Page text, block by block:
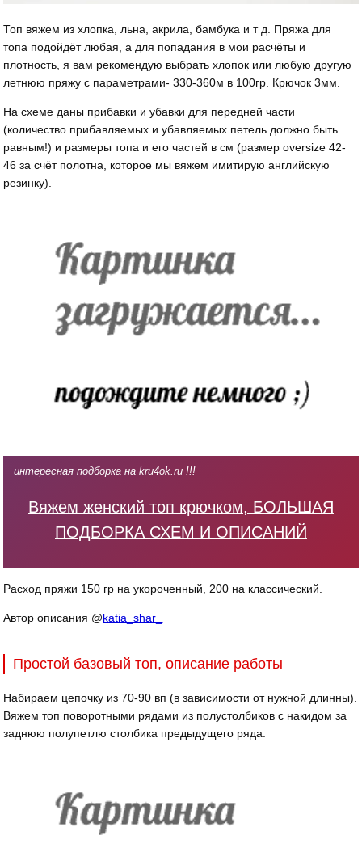
Топ вяжем из хлопка, льна, акрила, бамбука и т д. Пряжа для
топа подойдёт любая, а для попадания в мои расчёты и
плотность, я вам рекомендую выбрать хлопок или любую другую
летнюю пряжу с параметрами- 330-360м в 100гр. Крючок 3мм.
На схеме даны прибавки и убавки для передней части
(количество прибавляемых и убавляемых петель должно быть
равным!) и размеры топа и его частей в см (размер oversize 42-
46 за счёт полотна, которое мы вяжем имитирую английскую
резинку).
интересная подборка на kru4ok.ru !!!
Вяжем женский топ крючком, БОЛЬШАЯ
ПОДБОРКА СХЕМ И ОПИСАНИЙ
Расход пряжи 150 гр на укороченный, 200 на классический.
Автор описания @katia_shar_
Простой базовый топ, описание работы
Набираем цепочку из 70-90 вп (в зависимости от нужной длинны).
Вяжем топ поворотными рядами из полустолбиков с накидом за
заднюю полупетлю столбика предыдущего ряда.